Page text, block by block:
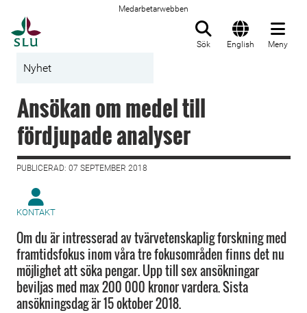
Medarbetarwebben
Sök English Meny
Nyhet
Ansökan om medel till
fördjupade analyser
PUBLICERAD: 07 SEPTEMBER 2018
KONTAKT
Om du är intresserad av tvärvetenskaplig forskning med
framtidsfokus inom våra tre fokusområden finns det nu
möjlighet att söka pengar. Upp till sex ansökningar
beviljas med max 200 000 kronor vardera. Sista
ansökningsdag är 15 oktober 2018.